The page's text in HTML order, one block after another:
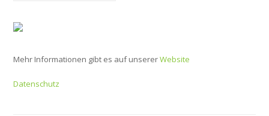
Mehr Informationen gibt es auf unsererWebsite
Datenschutz